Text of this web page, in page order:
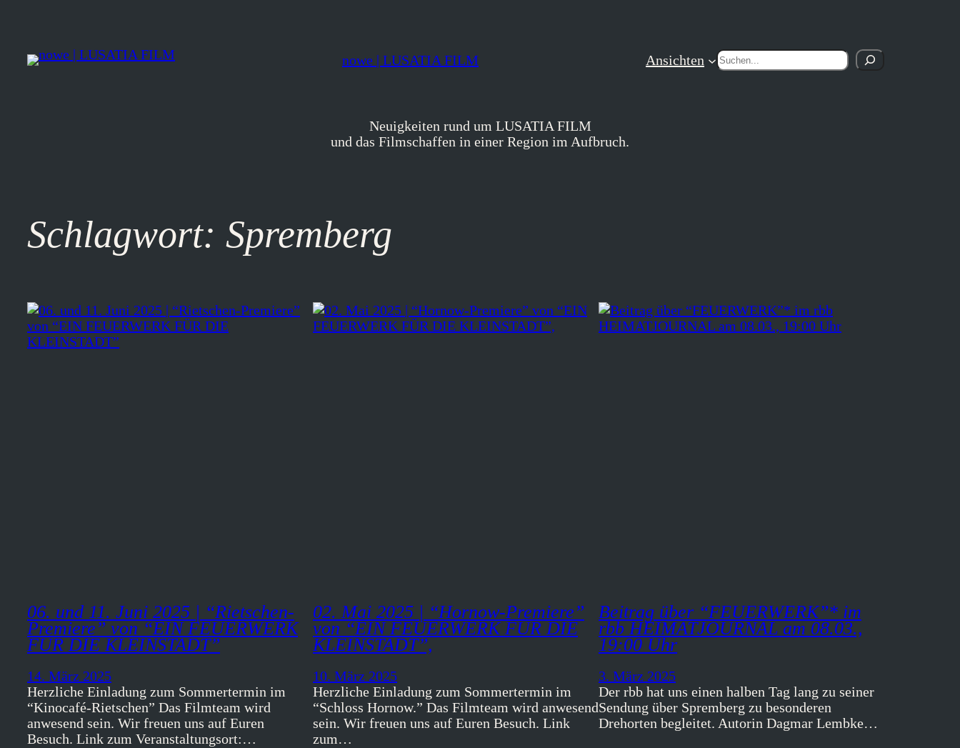
nowe | LUSATIA FILM
Ansichten Suchen
Neuigkeiten rund um LUSATIA FILM
und das Filmschaffen in einer Region im Aufbruch.
Schlagwort: Spremberg
06. und 11. Juni 2025 | “Rietschen-
Premiere” von “EIN FEUERWERK
FÜR DIE KLEINSTADT”
14. März 2025
Herzliche Einladung zum Sommertermin im
“Kinocafé-Rietschen” Das Filmteam wird
anwesend sein. Wir freuen uns auf Euren
Besuch. Link zum Veranstaltungsort:…
02. Mai 2025 | “Hornow-Premiere”
von “EIN FEUERWERK FÜR DIE
KLEINSTADT”,
10. März 2025
Herzliche Einladung zum Sommertermin im
“Schloss Hornow.” Das Filmteam wird anwesend
sein. Wir freuen uns auf Euren Besuch. Link
zum…
Beitrag über “FEUERWERK”* im
rbb HEIMATJOURNAL am 08.03.,
19:00 Uhr
3. März 2025
Der rbb hat uns einen halben Tag lang zu seiner
Sendung über Spremberg zu besonderen
Drehorten begleitet. Autorin Dagmar Lembke…